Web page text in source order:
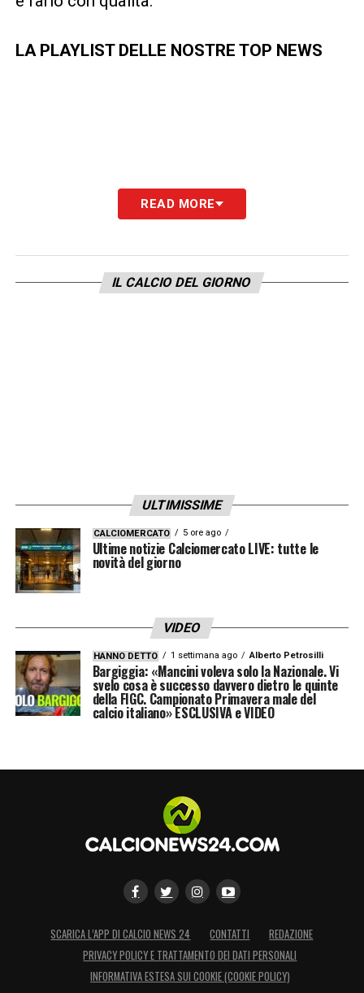
LA PLAYLIST DELLE NOSTRE TOP NEWS
READ MORE
IL CALCIO DEL GIORNO
ULTIMISSIME
CALCIOMERCATO 5 ore ago
Ultime notizie Calciomercato LIVE: tutte le
novità del giorno
VIDEO
HANNO DETTO 1 settimana ago Alberto Petrosilli
Bargiggia: «Mancini voleva solo la Nazionale. Vi
svelo cosa è successo davvero dietro le quinte
della FIGC. Campionato Primavera male del
calcio italiano» ESCLUSIVA e VIDEO
SCARICA L’APP DI CALCIO NEWS 24 CONTATTI
REDAZIONE
PRIVACY POLICY E TRATTAMENTO DEI DATI PERSONALI
INFORMATIVA ESTESA SUI COOKIE (COOKIE POLICY)